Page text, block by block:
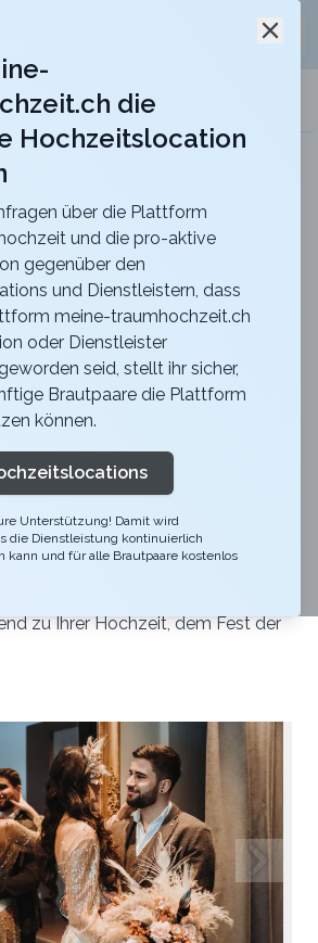
unvergessliche Feier mit einer herrlich
Offerte generieren
wird ganz nach dem Motto
gekocht und alle Speisen
zu Ihrer Hochzeit, dem Fest der
die
Hochzeitslocation
über die Plattform
und die pro-aktive
gegenüber den
und Dienstleistern, dass
meine-traumhochzeit.ch
oder Dienstleister
seid, stellt ihr sicher,
Brautpaare die Plattform
können.
Unterstützung! Damit wird
die Dienstleistung kontinuierlich
kann und für alle Brautpaare kostenlos